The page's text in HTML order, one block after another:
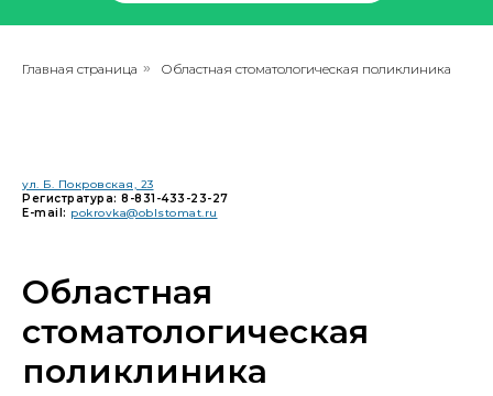
Главная страница » Областная стоматологическая поликлиника
ул. Б. Покровская, 23
Регистратура: 8-831-433-23-27
E-mail: pokrovka@oblstomat.ru
Областная
стоматологическая
поликлиника